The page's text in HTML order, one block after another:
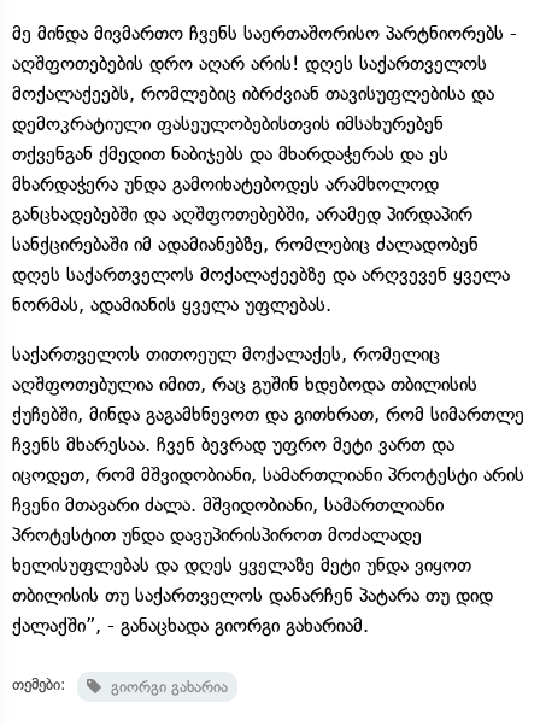
მე მინდა მივმართო ჩვენს საერთაშორისო პარტნიორებს -
აღშფოთებების დრო აღარ არის! დღეს საქართველოს
მოქალაქეებს, რომლებიც იბრძვიან თავისუფლებისა და
დემოკრატიული ფასეულობებისთვის იმსახურებენ
თქვენგან ქმედით ნაბიჯებს და მხარდაჭერას და ეს
მხარდაჭერა უნდა გამოიხატებოდეს არამხოლოდ
განცხადებებში და აღშფოთებებში, არამედ პირდაპირ
სანქცირებაში იმ ადამიანებზე, რომლებიც ძალადობენ
დღეს საქართველოს მოქალაქეებზე და არღვევენ ყველა
ნორმას, ადამიანის ყველა უფლებას.
საქართველოს თითოეულ მოქალაქეს, რომელიც
აღშფოთებულია იმით, რაც გუშინ ხდებოდა თბილისის
ქუჩებში, მინდა გაგამხნევოთ და გითხრათ, რომ სიმართლე
ჩვენს მხარესაა. ჩვენ ბევრად უფრო მეტი ვართ და
იცოდეთ, რომ მშვიდობიანი, სამართლიანი პროტესტი არის
ჩვენი მთავარი ძალა. მშვიდობიანი, სამართლიანი
პროტესტით უნდა დავუპირისპიროთ მოძალადე
ხელისუფლებას და დღეს ყველაზე მეტი უნდა ვიყოთ
თბილისის თუ საქართველოს დანარჩენ პატარა თუ დიდ
ქალაქში”, - განაცხადა გიორგი გახარიამ.
თემები: გიორგი გახარია